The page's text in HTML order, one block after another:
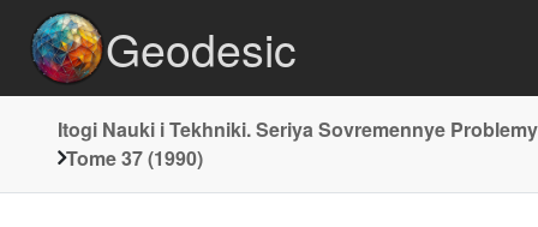
Geodesic
Itogi Nauki i Tekhniki. Seriya Sovremennye
Tome 37 (1990)